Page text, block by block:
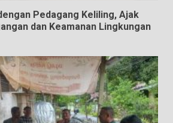
Pedagang Keliling, Ajak
dan Keamanan Lingkungan